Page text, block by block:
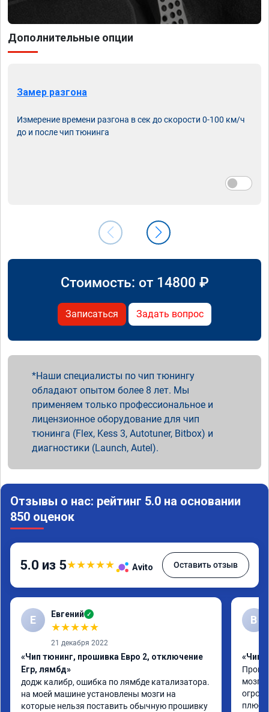
Дополнительные опции
Замер разгона
Измерение времени разгона в сек до скорости 0-100 км/ч
до и после чип тюнинга
Стоимость: от 14800 ₽
Записаться Задать вопрос
Наши специалисты по чип тюнингу
обладают опытом более 8 лет. Мы
применяем только профессиональное и
лицензионное оборудование для чип
тюнинга (Flex, Kess 3, Autotuner, Bitbox) и
диагностики (Launch, Autel).
Отзывы о нас: рейтинг 5.0 на основании
850 оценок
5.0 из 5★★★★★ Avito Оставить отзыв
Е Евгений ✓
★★★★★
21 декабря 2022
«Чип тюнинг, прошивка Евро 2, отключение
Егр, лямбд»
додж калибр, ошибка по лямбде катализатора.
на моей машине установлены мозги на
которые нельзя поставить обычную прошивку
В
«Чип
плюс